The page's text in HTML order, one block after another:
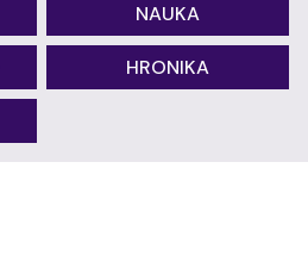
NAUKA
HRONIKA